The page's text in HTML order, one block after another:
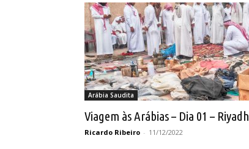
Arábia Saudita
Viagem às Arábias – Dia 01 – Riyadh
Ricardo Ribeiro - 11/12/2022